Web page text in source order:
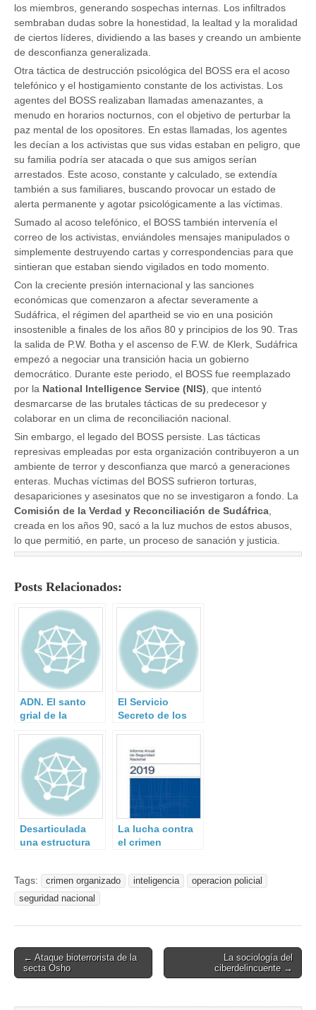
los miembros, generando sospechas internas. Los infiltrados
sembraban dudas sobre la honestidad, la lealtad y la moralidad
de ciertos líderes, dividiendo a las bases y creando un ambiente
de desconfianza generalizada.
Otra táctica de destrucción psicológica del BOSS era el acoso
telefónico y el hostigamiento constante de los activistas. Los
agentes del BOSS realizaban llamadas amenazantes, a
menudo en horarios nocturnos, con el objetivo de perturbar la
paz mental de los opositores. En estas llamadas, los agentes
les decían a los activistas que sus vidas estaban en peligro, que
su familia podría ser atacada o que sus amigos serían
arrestados. Este acoso, constante y calculado, se extendía
también a sus familiares, buscando provocar un estado de
alerta permanente y agotar psicológicamente a las víctimas.
Sumado al acoso telefónico, el BOSS también intervenía el
correo de los activistas, enviándoles mensajes manipulados o
simplemente destruyendo cartas y correspondencias para que
sintieran que estaban siendo vigilados en todo momento.
Con la creciente presión internacional y las sanciones
económicas que comenzaron a afectar severamente a
Sudáfrica, el régimen del apartheid se vio en una posición
insostenible a finales de los años 80 y principios de los 90. Tras
la salida de P.W. Botha y el ascenso de F.W. de Klerk, Sudáfrica
empezó a negociar una transición hacia un gobierno
democrático. Durante este periodo, el BOSS fue reemplazado
por la National Intelligence Service (NIS) , que intentó
desmarcarse de las brutales tácticas de su predecesor y
colaborar en un clima de reconciliación nacional.
Sin embargo, el legado del BOSS persiste. Las tácticas
represivas empleadas por esta organización contribuyeron a un
ambiente de terror y desconfianza que marcó a generaciones
enteras. Muchas víctimas del BOSS sufrieron torturas,
desapariciones y asesinatos que no se investigaron a fondo. La
Comisión de la Verdad y Reconciliación de Sudáfrica
creada en los años 90, sacó a la luz muchos de estos abusos,
lo que permitió, en parte, un proceso de sanación y justicia.
Posts Relacionados:
ADN. El santo
grial de la
El Servicio
Secreto de los
Desarticulada
una estructura
reclutamiento de
yihadistas.
La lucha contra
el crimen
Seguridad
Tags: crimen organizado inteligencia
operacion policial
seguridad nacional
Post
navigation
← Ataque bioterrorista de la
secta Osho
La sociología del
ciberdelincuente →